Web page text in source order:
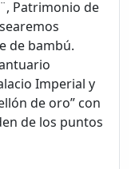
Patrimonio de
de bambú.
Imperial y
de oro” con
de los puntos